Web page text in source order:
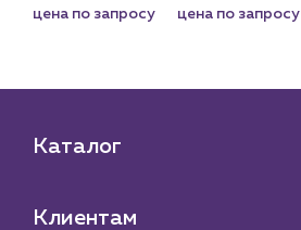
цена по запросу цена по запросу
Каталог
Клиентам